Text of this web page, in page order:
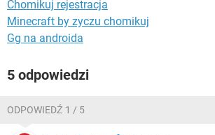
Chomikuj rejestracja
Minecraft by zyczu chomikuj
Gg na androida
5 odpowiedzi
ODPOWIEDŹ 1 / 5